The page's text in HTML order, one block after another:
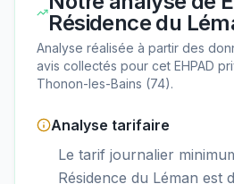
Résidence du
Analyse réalisée à partir des
avis collectés pour cet EHPAD
Thonon-les-Bains (74).
Analyse tarifaire
Le tarif journalier
Résidence du Léman est